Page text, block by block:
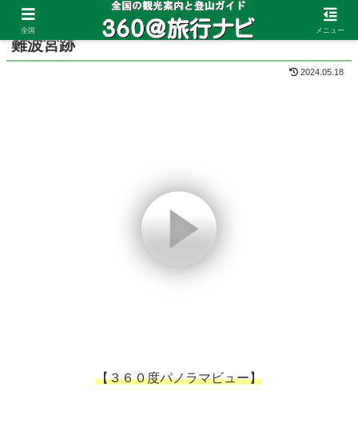
ホーム 大阪府 大阪城
難波宮跡
2024.05.18
【３６０度パノラマビュー】
全国 メニュー